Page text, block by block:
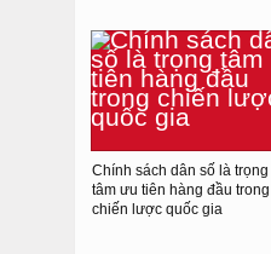
Chính sách dân số là trọng
tâm ưu tiên hàng đầu trong
chiến lược quốc gia